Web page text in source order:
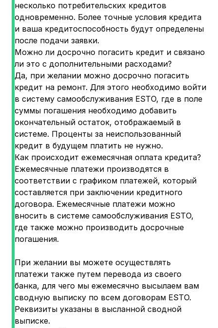
несколько потребительских кредитов
одновременно. Более точные условия кредита
и ваша кредитоспособность будут определены
после подачи заявки.
Можно ли досрочно погасить кредит и связано
ли это с дополнительными расходами?
Да, при желании можно досрочно погасить
кредит на ремонт. Для этого необходимо войти
в систему самообслуживания ESTO, где в поле
суммы погашения необходимо добавить
окончательный остаток, отображаемый в
системе. Проценты за неиспользованный
кредит в будущем платить не нужно.
Как происходит ежемесячная оплата кредита?
Ежемесячные платежи производятся в
соответствии с графиком платежей, который
составляется при заключении кредитного
договора. Ежемесячные платежи можно
вносить в системе самообслуживания ESTO,
где также можно производить досрочные
погашения.
При желании вы можете осуществлять
платежи также путем перевода из своего
банка, для чего мы ежемесячно высылаем вам
сводную выписку по всем договорам ESTO.
Реквизиты указаны в высланной сводной
выписке.